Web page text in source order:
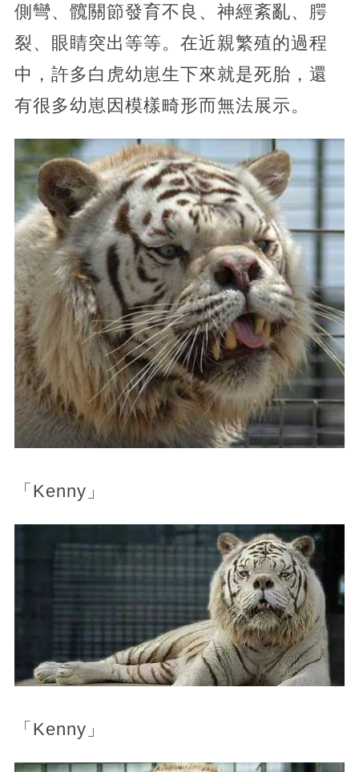
側彎、髖關節發育不良、神經紊亂、腭
裂、眼睛突出等等。在近親繁殖的過程
中，許多白虎幼崽生下來就是死胎，還
有很多幼崽因模樣畸形而無法展示。
「Kenny」
「Kenny」